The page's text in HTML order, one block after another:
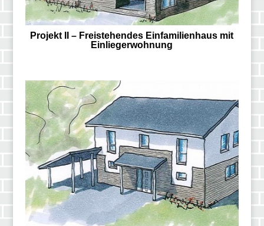
Projekt II – Freistehendes Einfamilienhaus mit
Einliegerwohnung